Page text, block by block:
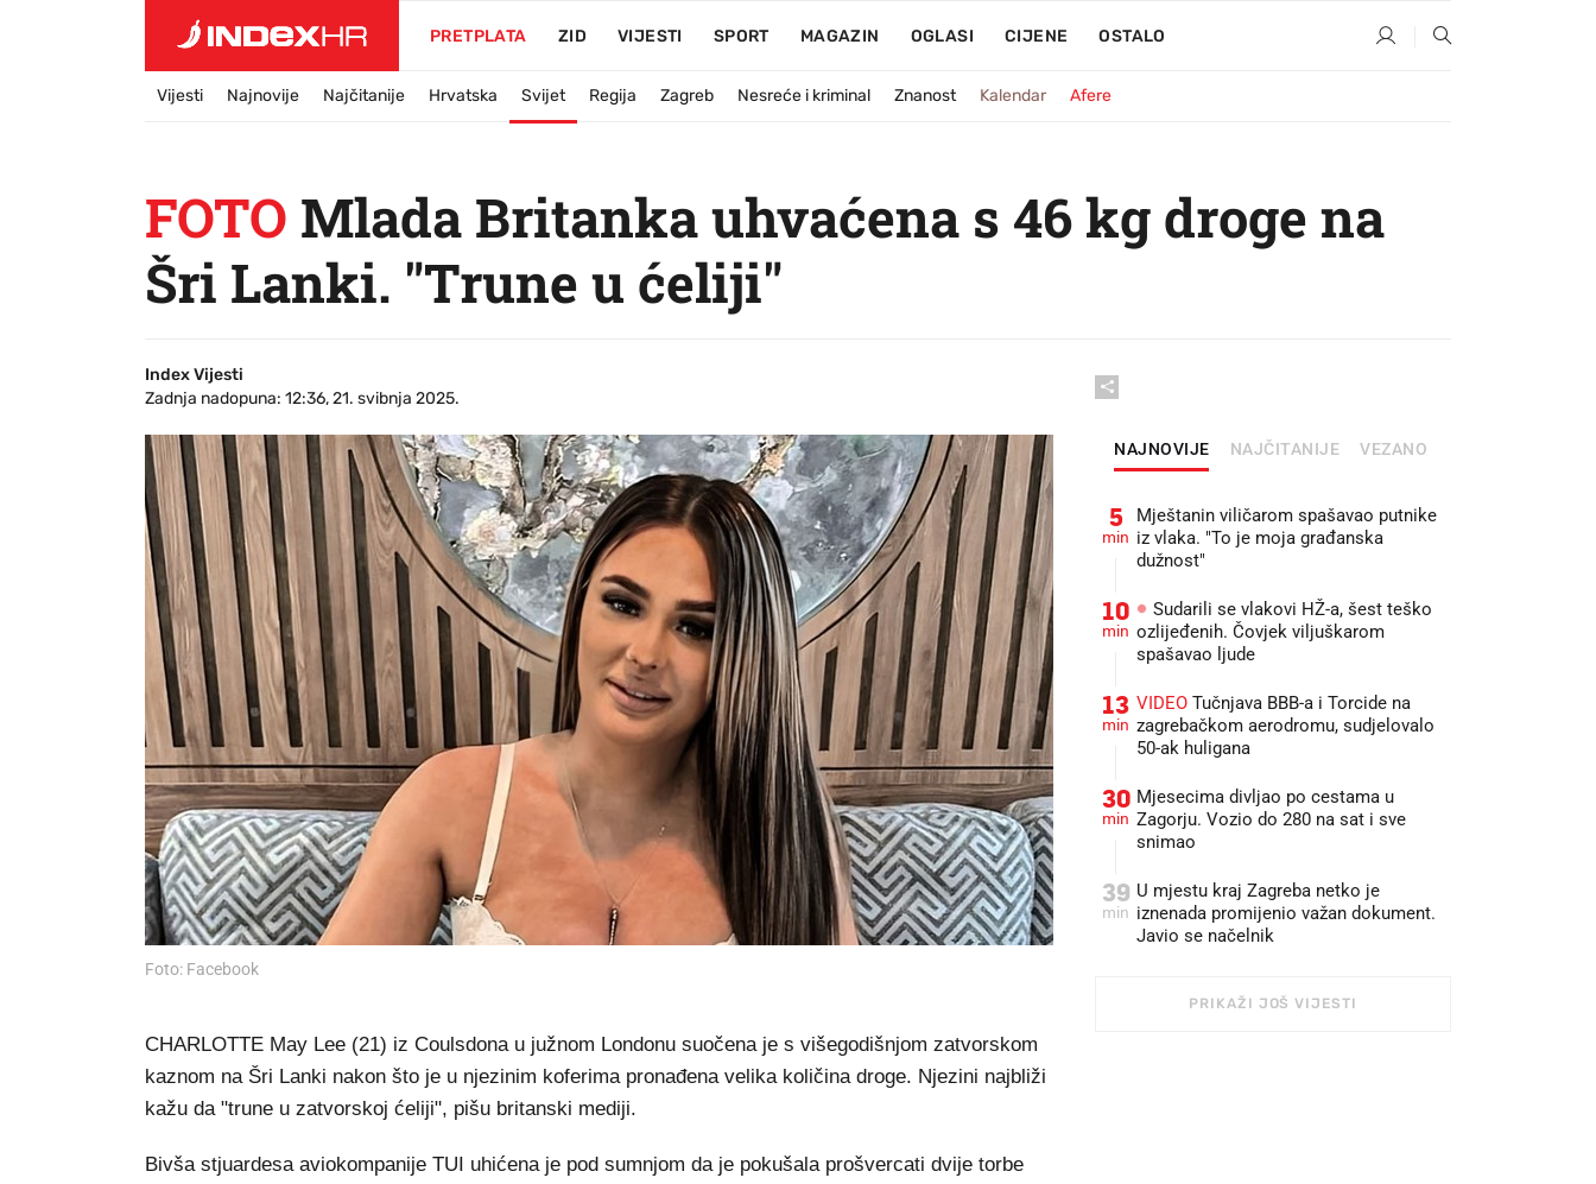
PRETPLATA ZID VIJESTI SPORT MAGAZIN OGLASI CIJENE OSTALO
Vijesti Najnovije Najčitanije Hrvatska Svijet Regija Zagreb Nesreće i kriminal Znanost Kalendar Afere
FOTO Mlada Britanka uhvaćena s 46 kg droge na
Šri Lanki. "Trune u ćeliji"
Index Vijesti
Zadnja nadopuna: 12:36, 21. svibnja 2025.
Foto: Facebook
CHARLOTTE May Lee (21) iz Coulsdona u južnom Londonu suočena je s višegodišnjom zatvorskom
kaznom na Šri Lanki nakon što je u njezinim koferima pronađena velika količina droge. Njezini najbliži
kažu da "trune u zatvorskoj ćeliji", pišu britanski mediji.
Bivša stjuardesa aviokompanije TUI uhićena je pod sumnjom da je pokušala prošvercati dvije torbe
NAJNOVIJE NAJČITANIJE VEZANO
5
min
Mještanin viličarom spašavao putnike
iz vlaka. "To je moja građanska
dužnost"
10
min
Sudarili se vlakovi HŽ-a, šest teško
ozlijeđenih. Čovjek viljuškarom
spašavao ljude
13
min
VIDEO Tučnjava BBB-a i Torcide na
zagrebačkom aerodromu, sudjelovalo
50-ak huligana
30
min
Mjesecima divljao po cestama u
Zagorju. Vozio do 280 na sat i sve
snimao
39
min
U mjestu kraj Zagreba netko je
iznenada promijenio važan dokument.
Javio se načelnik
PRIKAŽI JOŠ VIJESTI